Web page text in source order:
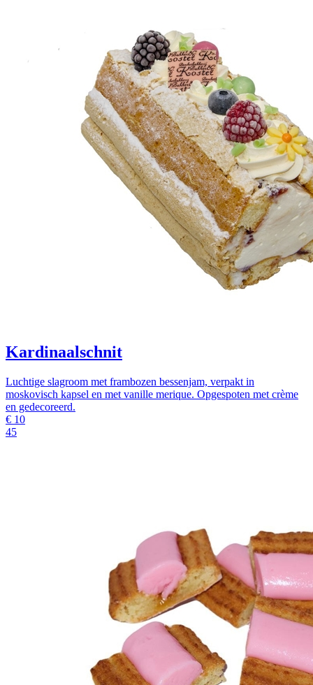
Kardinaalschnit
Luchtige slagroom met frambozen bessenjam, verpakt in
moskovisch kapsel en met vanille merique. Opgespoten met crème
en gedecoreerd.
€ 10
45